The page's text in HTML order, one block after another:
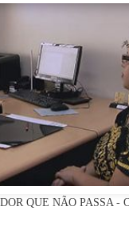
QUE NÃO PASSA -